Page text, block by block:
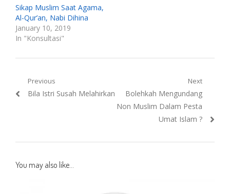
Sikap Muslim Saat Agama,
Al-Qur’an, Nabi Dihina
January 10, 2019
In "Konsultasi"
Post
navigation
Previous
Previous
Bila Istri Susah Melahirkan
Next
Next
post:
Bolehkah Mengundang
Non Muslim Dalam Pesta
Umat Islam ?
You may also like...